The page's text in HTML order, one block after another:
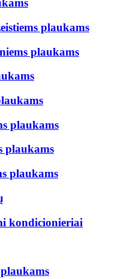
plaukams
plaukams
plaukams
plaukams
plaukams
kondicionieriai